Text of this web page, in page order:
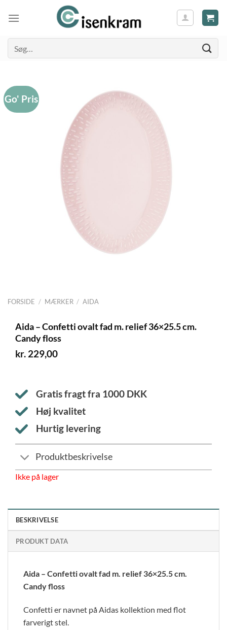
efter:
FORSIDE / MÆRKER / AIDA
Go' Pris
Aida – Confetti ovalt fad m. relief 36×25.5 cm.
Candy floss
kr. 229,00
Gratis fragt fra 1000 DKK
Høj kvalitet
Hurtig levering
Produktbeskrivelse
Ikke på lager
BESKRIVELSE
PRODUKT DATA
Aida – Confetti ovalt fad m. relief 36×25.5 cm.
Candy floss
Confetti er navnet på Aidas kollektion med flot
farverigt stel.